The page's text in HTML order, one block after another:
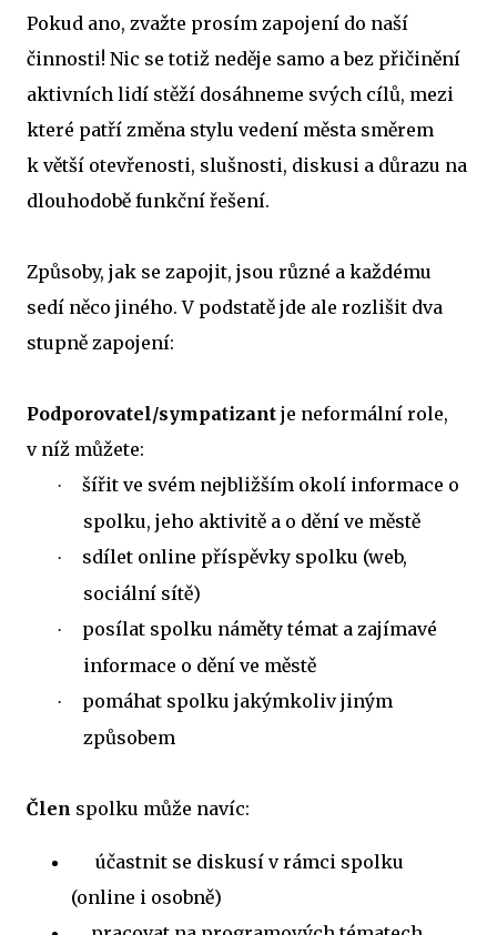
Pokud ano, zvažte prosím zapojení do naší
činnosti! Nic se totiž neděje samo a bez přičinění
aktivních lidí stěží dosáhneme svých cílů, mezi
které patří změna stylu vedení města směrem
k větší otevřenosti, slušnosti, diskusi a důrazu na
dlouhodobě funkční řešení.
Způsoby, jak se zapojit, jsou různé a každému
sedí něco jiného. V podstatě jde ale rozlišit dva
stupně zapojení:
Podporovatel/sympatizant je neformální role,
v níž můžete:
·
šířit ve svém nejbližším okolí informace o
spolku, jeho aktivitě a o dění ve městě
·
sdílet online příspěvky spolku (web,
sociální sítě)
·
posílat spolku náměty témat a zajímavé
informace o dění ve městě
·
pomáhat spolku jakýmkoliv jiným
způsobem
Člen spolku může navíc:
účastnit se diskusí v rámci spolku
(online i osobně)